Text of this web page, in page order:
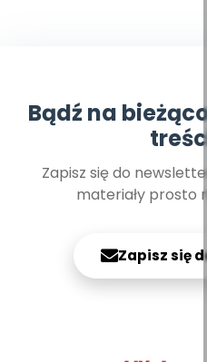
Bądź na
Zapisz się do
materiały prosto
Zapisz się